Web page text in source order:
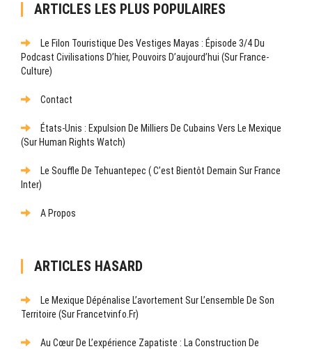
ARTICLES LES PLUS POPULAIRES
Le Filon Touristique Des Vestiges Mayas : Épisode 3/4 Du
Podcast Civilisations D’hier, Pouvoirs D’aujourd’hui (sur France-
Culture)
Contact
États-Unis : Expulsion De Milliers De Cubains Vers Le Mexique
(sur Human Rights Watch)
Le Souffle De Tehuantepec ( C’est Bientôt Demain Sur France
Inter)
A Propos
ARTICLES HASARD
Le Mexique Dépénalise L’avortement Sur L’ensemble De Son
Territoire (sur Francetvinfo.fr)
Au Cœur De L’expérience Zapatiste : La Construction De